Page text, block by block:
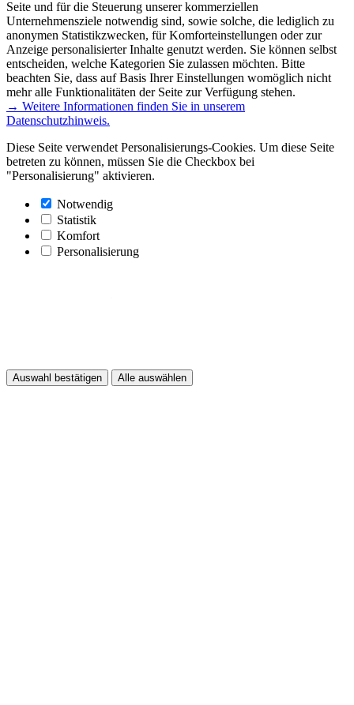
Seite und für die Steuerung unserer kommerziellen
Unternehmensziele notwendig sind, sowie solche, die lediglich zu
anonymen Statistikzwecken, für Komforteinstellungen oder zur
Anzeige personalisierter Inhalte genutzt werden. Sie können selbst
entscheiden, welche Kategorien Sie zulassen möchten. Bitte
beachten Sie, dass auf Basis Ihrer Einstellungen womöglich nicht
mehr alle Funktionalitäten der Seite zur Verfügung stehen.
→ Weitere Informationen finden Sie in unserem
Datenschutzhinweis.
Diese Seite verwendet Personalisierungs-Cookies. Um diese Seite
betreten zu können, müssen Sie die Checkbox bei
"Personalisierung" aktivieren.
Notwendig
Statistik
Komfort
Personalisierung
Auswahl bestätigen Alle auswählen